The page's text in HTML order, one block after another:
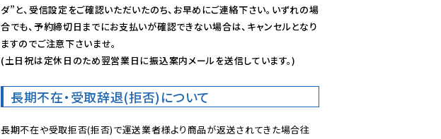
ダ”と、受信設定をご確認いただいたのち、お早めにご連絡下さい。いずれの場
合でも、予約締切日までにお支払いが確認できない場合は、キャンセルとなり
ますのでご注意下さいませ。
(土日祝は定休日のため翌営業日に振込案内メールを送信しています。)
長期不在・受取辞退(拒否)について
長期不在や受取拒否(拒否)で運送業者様より商品が返送されてきた場合往